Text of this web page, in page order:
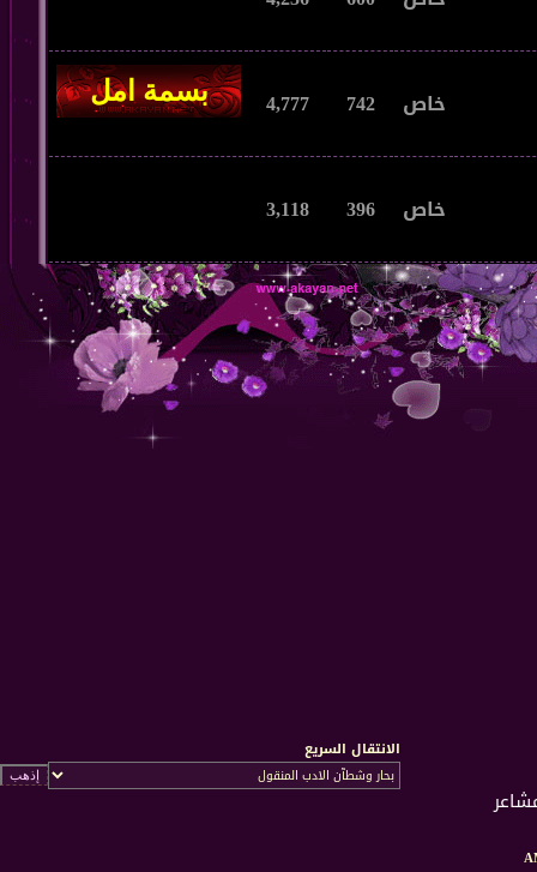
خاص 742
4,777
خاص 396
3,118
الانتقال السريع